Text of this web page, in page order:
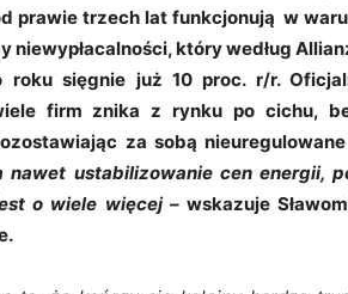
prawie trzech lat funkcjonują w
niewypłacalności, który według
roku sięgnie już 10 proc. r/r.
firm znika z rynku po cichu,
za sobą
nawet ustabilizowanie cen energii,
o wiele więcej – wskazuje